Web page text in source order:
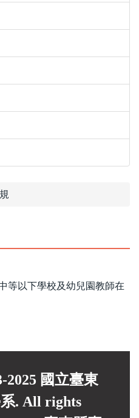
等以下學校及幼兒園教師在
2025 國立臺東
. All rights